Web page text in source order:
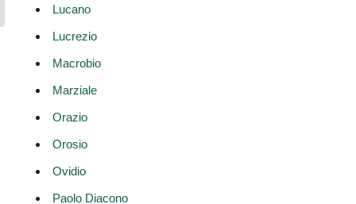
Lucano
Lucrezio
Macrobio
Marziale
Orazio
Orosio
Ovidio
Paolo Diacono